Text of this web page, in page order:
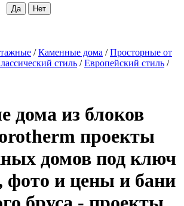
/Каменные дома /Просторные от
стиль /Европейский стиль /
дома из блоков
проекты
домов под ключ
фото и цены и бани